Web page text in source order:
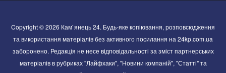
Copyright © 2026 Кам`янець 24. Будь-яке копіювання, розповсюдження
та використання матеріалів без активного посилання на 24kp.com.ua
заборонено. Редакція не несе відповідальності за зміст партнерських
матеріалів в рубриках "Лайфхаки", "Новини компаній", "Статті" та